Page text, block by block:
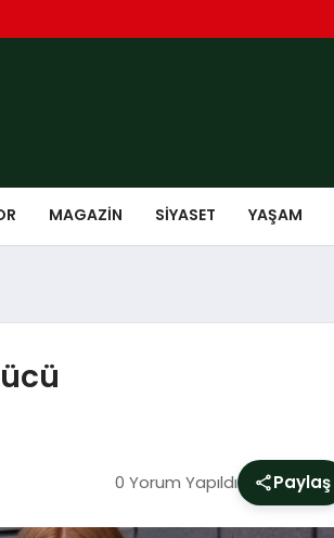
MAGAZIN SIYASET YAŞAM
0 Yorum Yapıldı Paylaş